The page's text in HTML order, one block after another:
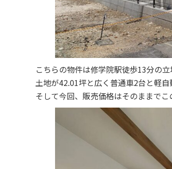
こちらの物件は修学院駅徒歩13分の
土地が42.01坪と広く普通車2台と軽
そして今回、販売価格はそのままで